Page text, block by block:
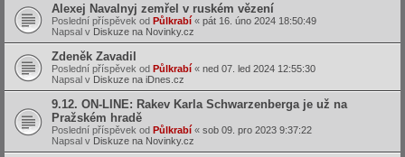
Alexej Navalnyj zemřel v ruském vězení
Poslední příspěvek od Půlkrabí « pát 16. úno 2024 18:50:49
Napsal v Diskuze na Novinky.cz
Zdeněk Zavadil
Poslední příspěvek od Půlkrabí « ned 07. led 2024 12:55:30
Napsal v Diskuze na iDnes.cz
9.12. ON-LINE: Rakev Karla Schwarzenberga je už na
Pražském hradě
Poslední příspěvek od Půlkrabí « sob 09. pro 2023 9:37:22
Napsal v Diskuze na Novinky.cz